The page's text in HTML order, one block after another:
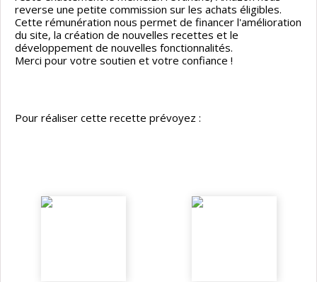
reverse une petite commission sur les achats éligibles.
Cette rémunération nous permet de financer l'amélioration
du site, la création de nouvelles recettes et le
développement de nouvelles fonctionnalités.
Merci pour votre soutien et votre confiance !
Pour réaliser cette recette prévoyez :